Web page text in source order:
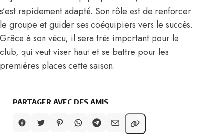
s’est rapidement adapté. Son rôle est de renforcer
le groupe et guider ses coéquipiers vers le succès.
Grâce à son vécu, il sera très important pour le
club, qui veut viser haut et se battre pour les
premières places cette saison.
PARTAGER AVEC DES AMIS